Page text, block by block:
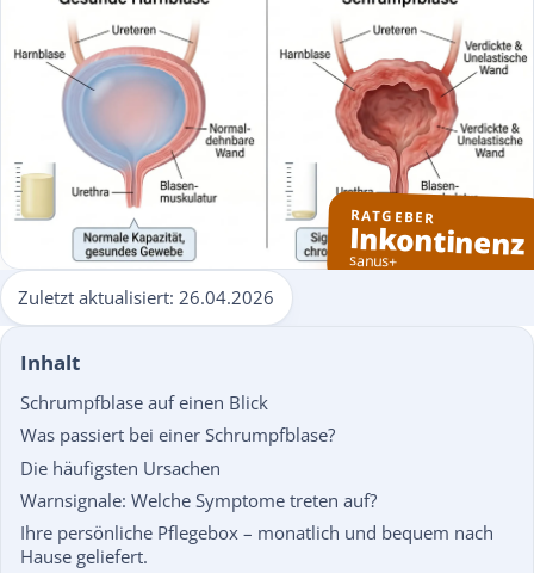
RATGEBER
Inkontinenz
sanus+
Zuletzt aktualisiert:26.04.2026
Inhalt
Schrumpfblase auf einen Blick
Was passiert bei einer Schrumpfblase?
Die häufigsten Ursachen
Warnsignale: Welche Symptome treten auf?
Ihre persönliche Pflegebox – monatlich und bequem nach
Hause geliefert.